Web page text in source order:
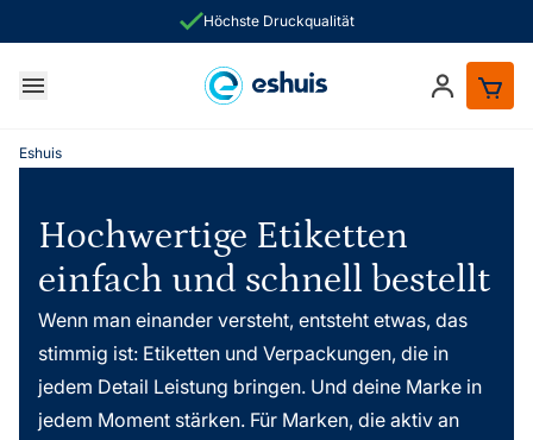
Höchste Druckqualität
Schnelle Inhouse-Produktion
Anmelden
Eshuis
Hochwertige Etiketten
einfach und schnell bestellt
Wenn man einander versteht, entsteht etwas, das
stimmig ist: Etiketten und Verpackungen, die in
jedem Detail Leistung bringen. Und deine Marke in
jedem Moment stärken. Für Marken, die aktiv an